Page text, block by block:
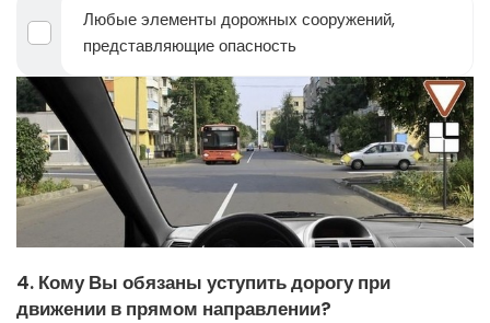
Любые элементы дорожных сооружений,
представляющие опасность
4. Кому Вы обязаны уступить дорогу при
движении в прямом направлении?